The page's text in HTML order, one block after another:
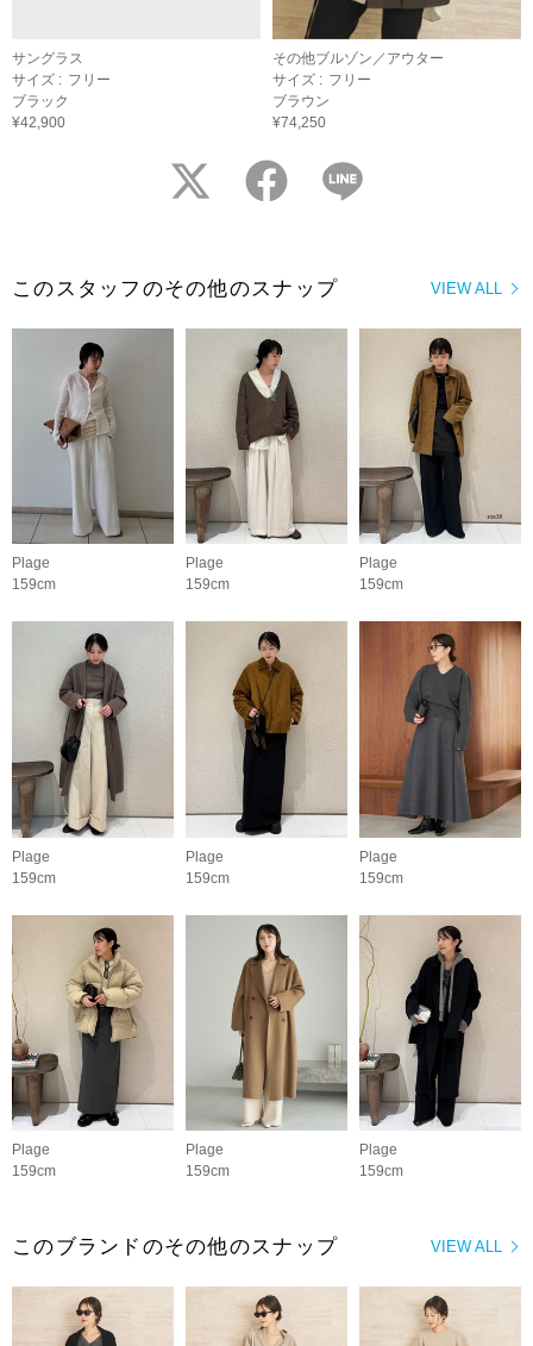
サングラス
サイズ : フリー
ブラック
¥42,900
その他ブルゾン／アウター
サイズ : フリー
ブラウン
¥74,250
twitter facebook
VIEW ALL
このスタッフのその他のスナップ
Plage
159cm
Plage
159cm
Plage
159cm
Plage
159cm
Plage
159cm
Plage
159cm
Plage
159cm
Plage
159cm
Plage
159cm
VIEW ALL
このブランドのその他のスナップ